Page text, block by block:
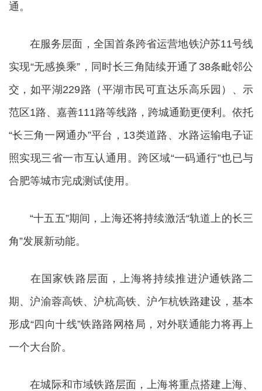
通。
在服务层面，全国首条跨省运营地铁沪苏11号线
实现“无感换乘”，同时长三角陆续开通了38条毗邻公
交，如平湖229路（平湖市民可直达乐高乐园）、示
范区1路、嘉善111路等线路，跨城通勤更便利。依托
“长三角一网通办”平台，13类道路、水路运输电子证
照实现三省一市互认通用。跨区域“一码通行”也已与
合肥等城市完成测试使用。
“十五五”期间，上海还将持续激活“轨道上的长三
角”发展新动能。
在国家铁路层面，上海将持续推进沪通铁路二
期、沪渝蓉高铁、沪杭高铁、沪乍杭铁路建设，基本
形成“四向十线”铁路路网格局，对外联通能力将再上
一个大台阶。
在城际和市域铁路层面，上海将重点搭建上海、